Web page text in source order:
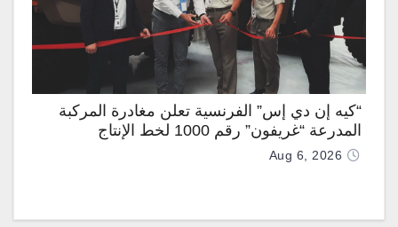
“كيه إن دي إس” الفرنسية تعلن مغادرة المركبة
المدرعة “غريفون” رقم 1000 لخط الإنتاج
Aug 6, 2026